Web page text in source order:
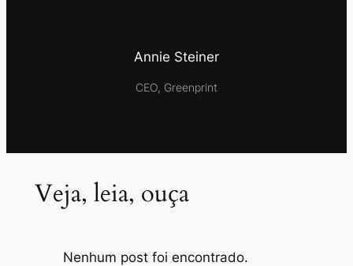
Annie Steiner
CEO, Greenprint
Veja, leia, ouça
Nenhum post foi encontrado.